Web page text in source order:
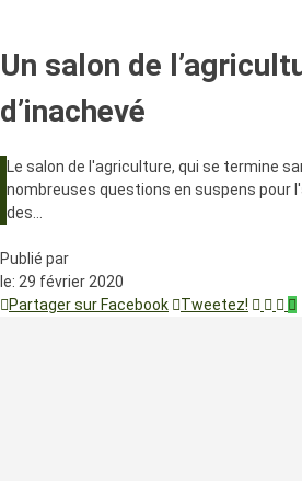
Un salon de
d’inachevé
Le salon de l'agriculture, qui se termine
nombreuses questions en suspens pour
des…
Publié par
le: 29 février 2020
Partager sur Facebook
Tweetez!